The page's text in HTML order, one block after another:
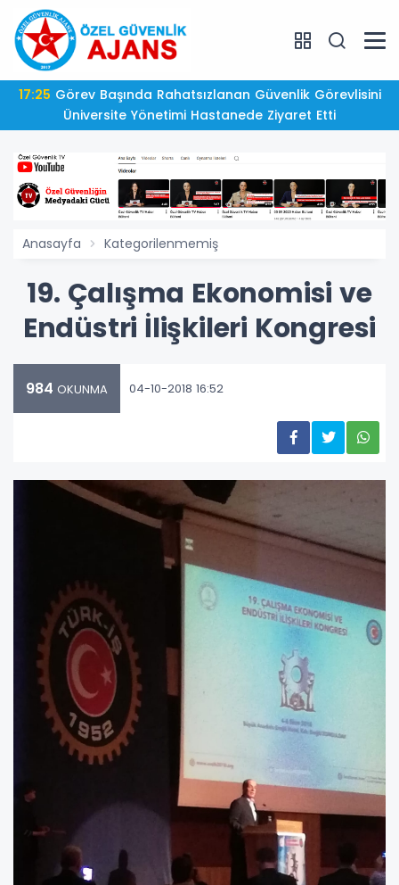
17:25
Üniversite Yönetimi Hastanede Ziyaret Etti
Anasayfa Kategorilenmemiş
19. Çalışma Ekonomisi ve
Endüstri İlişkileri Kongresi
984 OKUNMA 04-10-2018 16:52